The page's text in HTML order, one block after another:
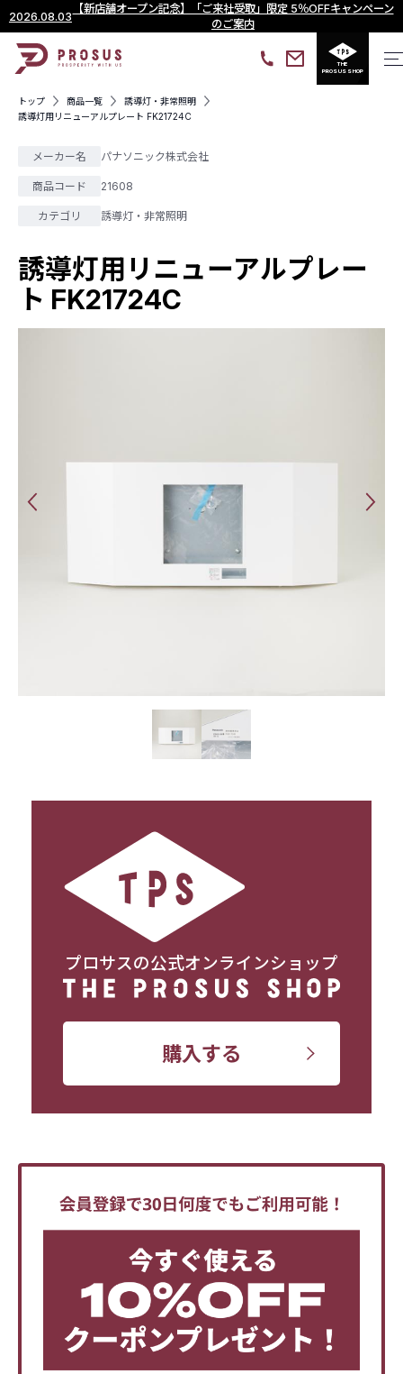
2026.08.03
【新店舗オープン記念】「ご来社受取」限定 5％OFFキャンペーン
のご案内
THE
PROSUS SHOP
トップ 商品一覧
誘導灯・非常照明
誘導灯用リニューアルプレート FK21724C
メーカー名 パナソニック株式会社
商品コード 21608
カテゴリ 誘導灯・非常照明
誘導灯用リニューアルプレー
ト FK21724C
プロサスの公式オンラインショップ
購入する